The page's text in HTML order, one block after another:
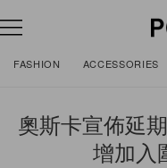
FASHION ACCESSORIES
奧斯卡宣佈延
增加入